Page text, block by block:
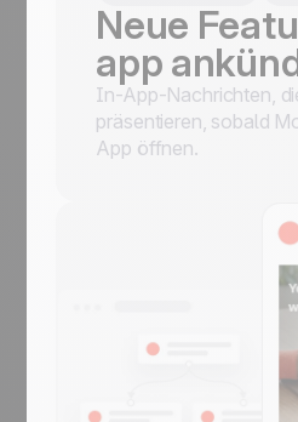
Neue
app
In-App-Nachrichten,
präsentieren, sobald
App öffnen.